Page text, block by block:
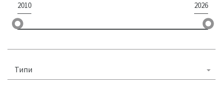
2010 2026
Типи